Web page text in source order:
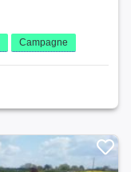
Campagne